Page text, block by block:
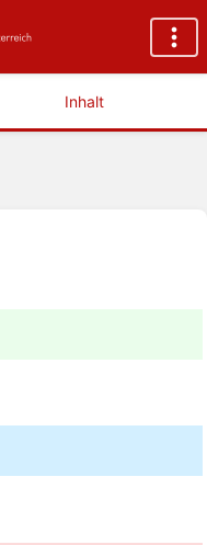
Inhalt